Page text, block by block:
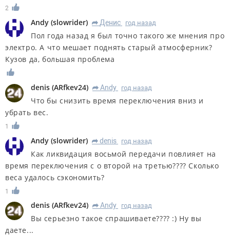
2
Andy (slowrider) R Денис год назад
Пол года назад я был точно такого же мнения про
электро. А что мешает поднять старый атмосферник?
Кузов да, большая проблема
denis (ARfkev24) R Andy год назад
Что бы снизить время переключения вниз и
убрать вес.
1
Andy (slowrider) R denis год назад
Как ликвидация восьмой передачи повлияет на
время переключения с о второй на третью???? Сколько
веса удалось сэкономить?
1
denis (ARfkev24) R Andy год назад
Вы серьезно такое спрашиваете???? :) Ну вы
даете...